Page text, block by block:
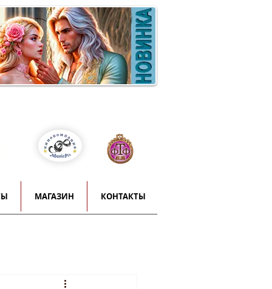
МАГАЗИН КОНТАКТЫ